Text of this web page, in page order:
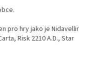
pro hry jako je Nidavellir
Risk 2210 A.D., Star